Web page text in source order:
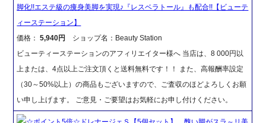
脚化!!エステ級の痩身美脚を実現♪『レスベラトール』も配合!!【ビューテ
ィーステーション】
価格：5,940円
ショップ名：Beauty Station
ビューティーステーションのアフィリエイター様へ 当店は、8 000円以
上または、4点以上ご注文頂くと送料無料です！！ また、高報酬率設定
（30～50%以上）の商品もございますので、ご査収のほどよろしくお願
い申し上げます。 ご意見・ご要望はお気軽にお申し付けください。